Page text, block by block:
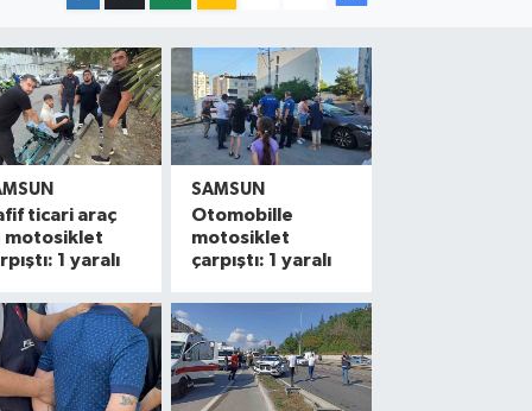
ticari araç
motosiklet
1 yaralı
SAMSUN
Otomobille
motosiklet
çarpıştı: 1 yaralı